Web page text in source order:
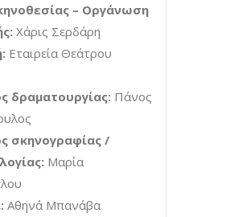
– Οργάνωση
Χάρις Σερδάρη
Εταιρεία Θεάτρου
δραματουργίας: Πάνος
σκηνογραφίας /
Μαρία
Αθηνά Μπανάβα